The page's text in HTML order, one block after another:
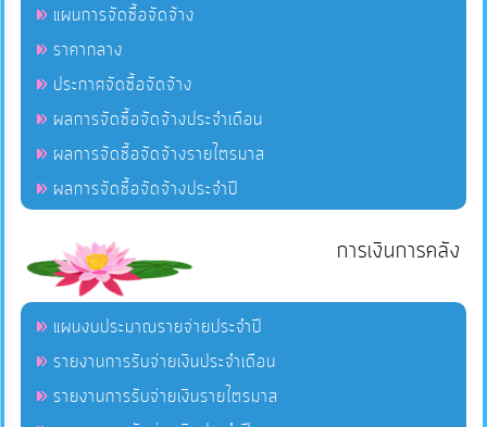
แผนการจัดซื้อจัดจ้าง
ราคากลาง
ประกาศจัดซื้อจัดจ้าง
ผลการจัดซื้อจัดจ้างประจำเดือน
ผลการจัดซื้อจัดจ้างรายไตรมาส
ผลการจัดซื้อจัดจ้างประจำปี
การเงินการคลัง
แผนงบประมาณรายจ่ายประจำปี
รายงานการรับจ่ายเงินประจำเดือน
รายงานการรับจ่ายเงินรายไตรมาส